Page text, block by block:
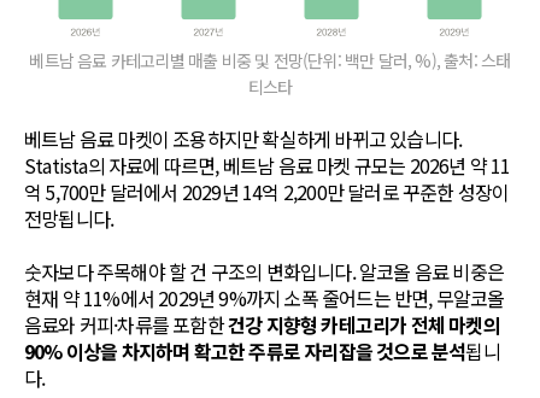
베트남 음료 카테고리별 매출 비중 및 전망(단위: 백만 달러, %), 출처: 스태
티스타
베트남 음료 마켓이 조용하지만 확실하게 바뀌고 있습니다.
Statista의 자료에 따르면, 베트남 음료 마켓 규모는 2026년 약 11
억 5,700만 달러에서 2029년 14억 2,200만 달러로 꾸준한 성장이
전망됩니다.
숫자보다 주목해야 할 건 구조의 변화입니다. 알코올 음료 비중은
현재 약 11%에서 2029년 9%까지 소폭 줄어드는 반면, 무알코올
음료와 커피·차류를 포함한건강 지향형 카테고리가 전체 마켓의
90% 이상을 차지하며 확고한 주류로 자리잡을 것으로 분석됩니
다.